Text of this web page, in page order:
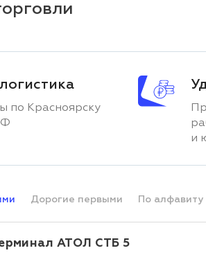
по Красноярску
и
Дорогие первыми По алфавиту
АТОЛ СТБ 5